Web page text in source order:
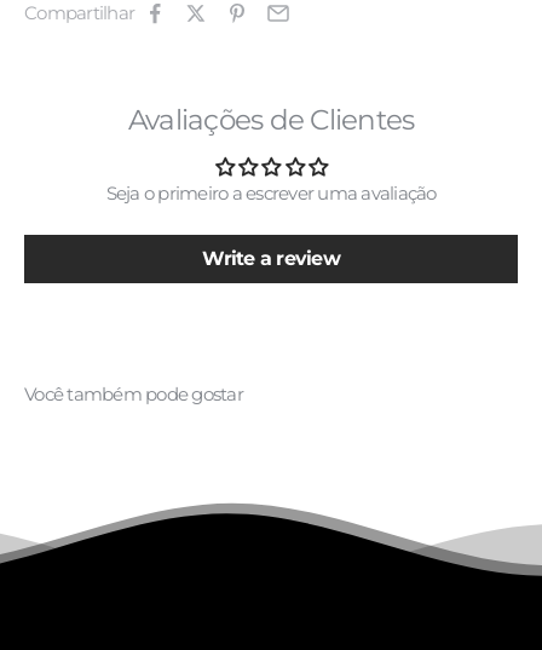
Compartilhar
Avaliações de Clientes
Seja o primeiro a escrever uma avaliação
Write a review